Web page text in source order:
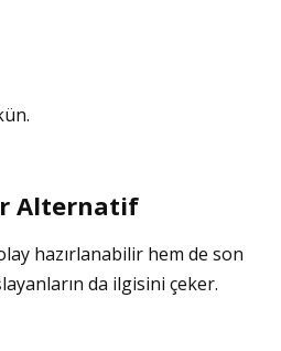
Alternatif
hazırlanabilir hem de son
da ilgisini çeker.